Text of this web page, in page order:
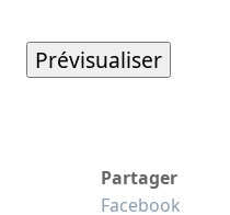
Partager
Facebook